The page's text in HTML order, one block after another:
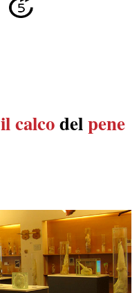
il calcodelpene